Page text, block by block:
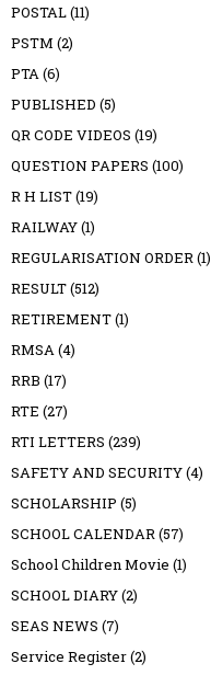
POSTAL(11)
PSTM (2)
PTA(6)
PUBLISHED (5)
QR CODE VIDEOS (19)
QUESTION PAPERS (100)
R H LIST(19)
RAILWAY(1)
REGULARISATION ORDER(1)
RESULT(512)
RETIREMENT(1)
RMSA(4)
RRB (17)
RTE (27)
RTI LETTERS (239)
SAFETY AND SECURITY(4)
SCHOLARSHIP (5)
SCHOOL CALENDAR(57)
School Children Movie (1)
SCHOOL DIARY(2)
SEAS NEWS (7)
Service Register(2)